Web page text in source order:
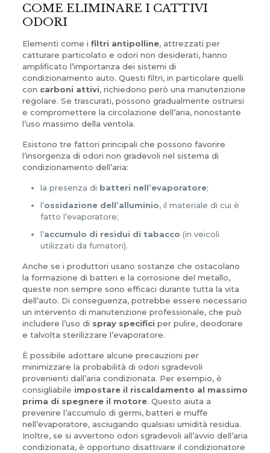
COME ELIMINARE I CATTIVI
ODORI
Elementi come i filtri antipolline, attrezzati per
catturare particolato e odori non desiderati, hanno
amplificato l’importanza dei sistemi di
condizionamento auto. Questi filtri, in particolare quelli
con carboni attivi, richiedono però una manutenzione
regolare. Se trascurati, possono gradualmente ostruirsi
e compromettere la circolazione dell’aria, nonostante
l’uso massimo della ventola.
Esistono tre fattori principali che possono favorire
l’insorgenza di odori non gradevoli nel sistema di
condizionamento dell’aria:
la presenza di batteri nell’evaporatore;
l’ossidazione dell’alluminio, il materiale di cui è
fatto l’evaporatore;
l’accumulo di residui di tabacco (in veicoli
utilizzati da fumatori).
Anche se i produttori usano sostanze che ostacolano
la formazione di batteri e la corrosione del metallo,
queste non sempre sono efficaci durante tutta la vita
dell’auto. Di conseguenza, potrebbe essere necessario
un intervento di manutenzione professionale, che può
includere l’uso di spray specifici per pulire, deodorare
e talvolta sterilizzare l’evaporatore.
È possibile adottare alcune precauzioni per
minimizzare la probabilità di odori sgradevoli
provenienti dall’aria condizionata. Per esempio, è
consigliabile impostare il riscaldamento al massimo
prima di spegnere il motore. Questo aiuta a
prevenire l’accumulo di germi, batteri e muffe
nell’evaporatore, asciugando qualsiasi umidità residua.
Inoltre, se si avvertono odori sgradevoli all’avvio dell’aria
condizionata, è opportuno disattivare il condizionatore